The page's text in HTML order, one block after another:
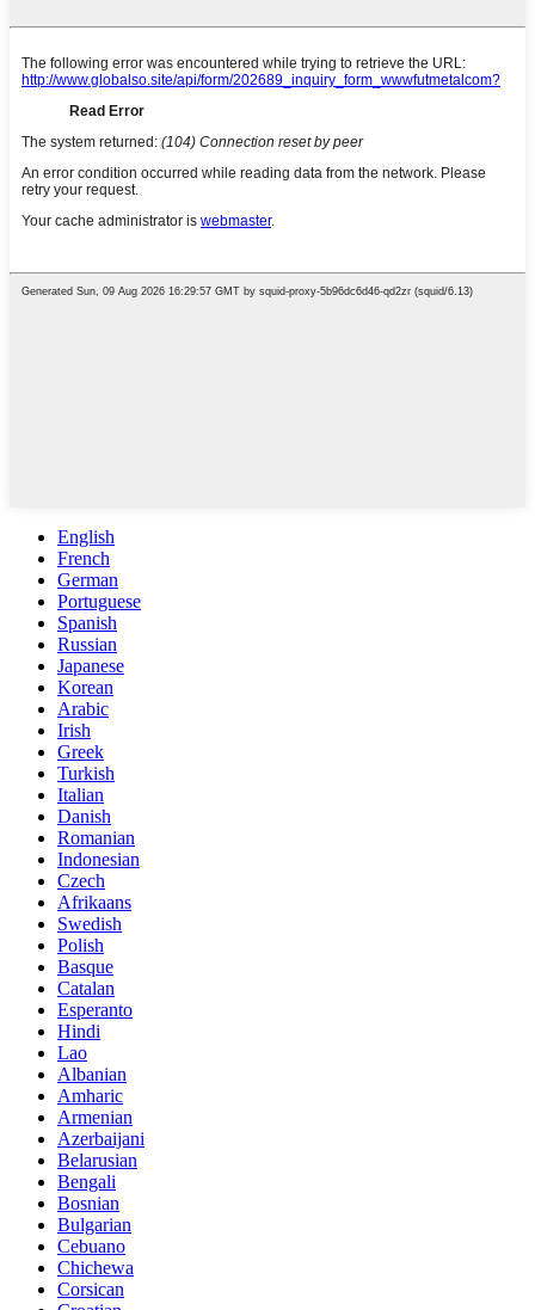
English
French
German
Portuguese
Spanish
Russian
Japanese
Korean
Arabic
Irish
Greek
Turkish
Italian
Danish
Romanian
Indonesian
Czech
Afrikaans
Swedish
Polish
Basque
Catalan
Esperanto
Hindi
Lao
Albanian
Amharic
Armenian
Azerbaijani
Belarusian
Bengali
Bosnian
Bulgarian
Cebuano
Chichewa
Corsican